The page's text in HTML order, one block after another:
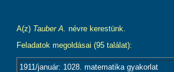
A(z) Tauber A. névre kerestünk.
Feladatok megoldásai (95 találat):
1911/január: 1028. matematika gyakorlat